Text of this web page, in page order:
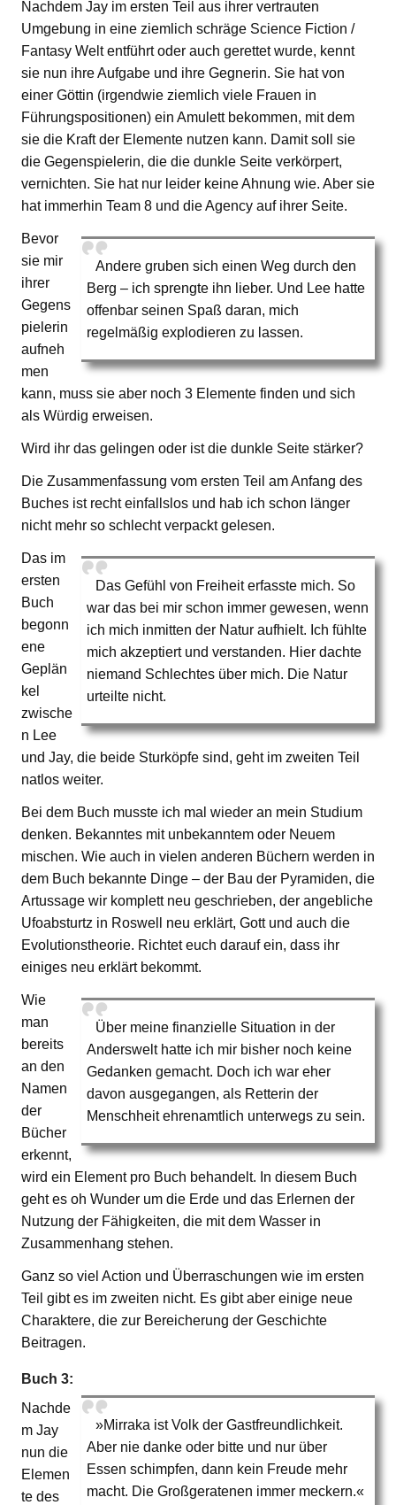
Nachdem Jay im ersten Teil aus ihrer vertrauten
Umgebung in eine ziemlich schräge Science Fiction /
Fantasy Welt entführt oder auch gerettet wurde, kennt
sie nun ihre Aufgabe und ihre Gegnerin. Sie hat von
einer Göttin (irgendwie ziemlich viele Frauen in
Führungspositionen) ein Amulett bekommen, mit dem
sie die Kraft der Elemente nutzen kann. Damit soll sie
die Gegenspielerin, die die dunkle Seite verkörpert,
vernichten. Sie hat nur leider keine Ahnung wie. Aber sie
hat immerhin Team 8 und die Agency auf ihrer Seite.
Andere gruben sich einen Weg durch den
Berg – ich sprengte ihn lieber. Und Lee hatte
offenbar seinen Spaß daran, mich
regelmäßig explodieren zu lassen.
Bevor
sie mir
ihrer
Gegens
pielerin
aufneh
men
kann, muss sie aber noch 3 Elemente finden und sich
als Würdig erweisen.
Wird ihr das gelingen oder ist die dunkle Seite stärker?
Die Zusammenfassung vom ersten Teil am Anfang des
Buches ist recht einfallslos und hab ich schon länger
nicht mehr so schlecht verpackt gelesen.
Das Gefühl von Freiheit erfasste mich. So
war das bei mir schon immer gewesen, wenn
ich mich inmitten der Natur aufhielt. Ich fühlte
mich akzeptiert und verstanden. Hier dachte
niemand Schlechtes über mich. Die Natur
urteilte nicht.
Das im
ersten
Buch
begonn
ene
Geplän
kel
zwische
n Lee
und Jay, die beide Sturköpfe sind, geht im zweiten Teil
natlos weiter.
Bei dem Buch musste ich mal wieder an mein Studium
denken. Bekanntes mit unbekanntem oder Neuem
mischen. Wie auch in vielen anderen Büchern werden in
dem Buch bekannte Dinge – der Bau der Pyramiden, die
Artussage wir komplett neu geschrieben, der angebliche
Ufoabsturtz in Roswell neu erklärt, Gott und auch die
Evolutionstheorie. Richtet euch darauf ein, dass ihr
einiges neu erklärt bekommt.
Über meine finanzielle Situation in der
Anderswelt hatte ich mir bisher noch keine
Gedanken gemacht. Doch ich war eher
davon ausgegangen, als Retterin der
Menschheit ehrenamtlich unterwegs zu sein.
Wie
man
bereits
an den
Namen
der
Bücher
erkennt,
wird ein Element pro Buch behandelt. In diesem Buch
geht es oh Wunder um die Erde und das Erlernen der
Nutzung der Fähigkeiten, die mit dem Wasser in
Zusammenhang stehen.
Ganz so viel Action und Überraschungen wie im ersten
Teil gibt es im zweiten nicht. Es gibt aber einige neue
Charaktere, die zur Bereicherung der Geschichte
Beitragen.
Buch 3:
»Mirraka ist Volk der Gastfreundlichkeit.
Aber nie danke oder bitte und nur über
Essen schimpfen, dann kein Freude mehr
macht. Die Großgeratenen immer meckern.«
Nachde
m Jay
nun die
Elemen
te des